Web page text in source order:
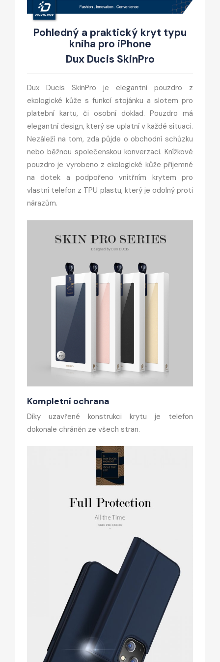
Pohledný a praktický kryt typu
kniha pro iPhone
Dux Ducis SkinPro
Dux Ducis SkinPro je elegantní pouzdro z
ekologické kůže s funkcí stojánku a slotem pro
platební kartu, či osobní doklad. Pouzdro má
elegantní design, který se uplatní v každé situaci.
Nezáleží na tom, zda půjde o obchodní schůzku
nebo běžnou společenskou konverzaci. Knížkové
pouzdro je vyrobeno z ekologické kůže příjemné
na dotek a podpořeno vnitřním krytem pro
vlastní telefon z TPU plastu, který je odolný proti
nárazům.
Kompletní ochrana
Díky uzavřené konstrukci krytu je telefon
dokonale chráněn ze všech stran.